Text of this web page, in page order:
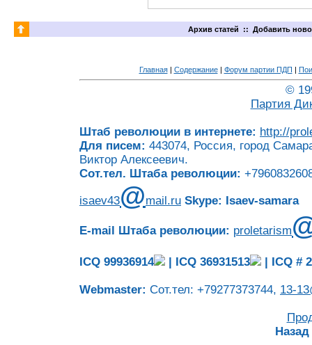
Архив статей :: Добавить
Главная| Содержание| Форум партии ПДП |
©
Партия
Штаб революции в интернете: http://
Для писем: 443074, Россия, город
Виктор Алексеевич.
Сот.тел. Штаба революции:
isaev43@mail.ru Skype: Isaev-samara
E-mail Штаба революции: proletarism
ICQ 99936914 | ICQ 36931513 | ICQ #
Webmaster: Сот.тел: +79277373744, 13-
Назад